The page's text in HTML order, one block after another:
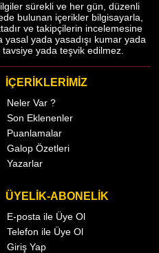
sürekli ve her gün, düzenli
bulunan içerikler bilgisayarla,
ve takipçilerin incelemesine
yada yasadışı kumar yada
yada teşvik edilmez.
İÇERİKLERİMİZ
Neler Var ?
Son Eklenenler
Puanlamalar
Galop Özetleri
Yazarlar
ÜYELİK-ABONELİK
E-posta ile Üye Ol
Telefon ile Üye Ol
Giriş Yap